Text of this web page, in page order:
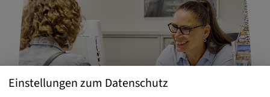
Einstellungen zum Datenschutz